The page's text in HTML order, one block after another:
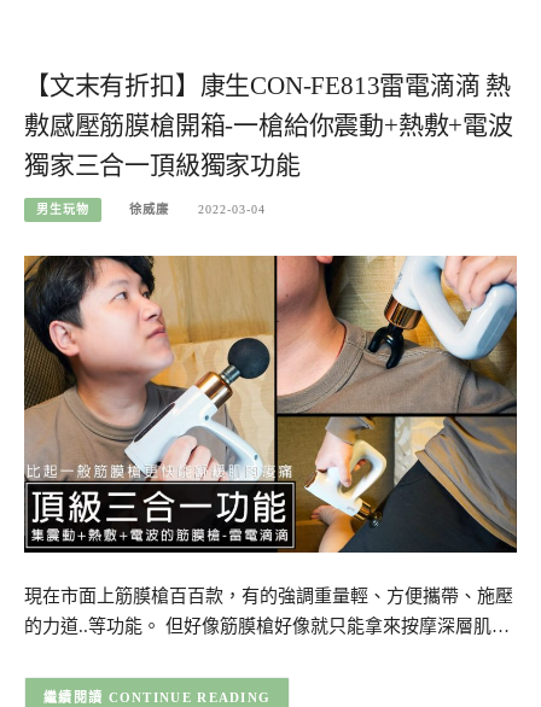
【文末有折扣】康生CON-FE813雷電滴滴 熱
敷感壓筋膜槍開箱-一槍給你震動+熱敷+電波
獨家三合一頂級獨家功能
男生玩物 徐威廉 2022-03-04
現在市面上筋膜槍百百款，有的強調重量輕、方便攜帶、施壓
的力道..等功能。 但好像筋膜槍好像就只能拿來按摩深層肌…
CONTINUE READING